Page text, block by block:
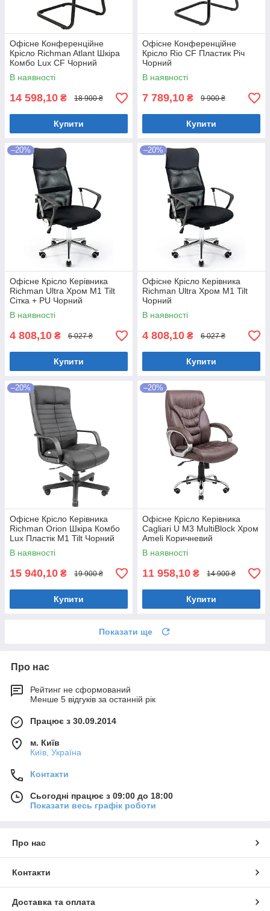
Офісне Конференційне
Крісло Richman Atlant Шкіра
Комбо Lux CF Чорний
В наявності
14 598,10 ₴ 18 900 ₴
Купити
Офісне Конференційне
Крісло Rio CF Пластик Річ
Чорний
В наявності
7 789,10 ₴ 9 900 ₴
Купити
–20%
Офісне Крісло Керівника
Richman Ultra Хром М1 Tilt
Сітка + PU Чорний
В наявності
4 808,10 ₴ 6 027 ₴
Купити
–20%
Офісне Крісло Керівника
Richman Ultra Хром М1 Tilt
Чорний
В наявності
4 808,10 ₴ 6 027 ₴
Купити
–20%
Офісне Крісло Керівника
Richman Orion Шкіра Комбо
Lux Пластік М1 Tilt Чорний
В наявності
15 940,10 ₴ 19 900 ₴
Купити
–20%
Офісне Крісло Керівника
Cagliari U М3 MultiBlock Хром
Ameli Коричневий
В наявності
11 958,10 ₴ 14 900 ₴
Купити
Показати ще
Про нас
Рейтинг не сформований
Менше 5 відгуків за останній рік
Працює з 30.09.2014
м. Київ
Київ, Україна
Контакти
Сьогодні працює з 09:00 до 18:00
Показати весь графік роботи
Про нас
Контакти
Доставка та оплата